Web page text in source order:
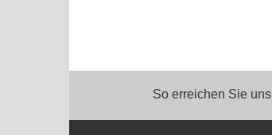
So erreichen Sie uns